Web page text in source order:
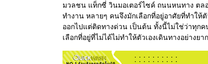
มวลชน แท็กซี่ วินมอเตอร์ไซค์ ถนนหนทาง ตล
ทำงาน หลายๆ คนจึงมักเลือกที่อยู่อาศัยที่ทำใ
ออกไปแต่ติดทางด่วน เป็นต้น ทั้งนี้ไม่ใช่ว่าทุก
เลือกที่อยู่ที่ไม่ได้ไม่ทำให้ตัวเองเดินทางอย่างย